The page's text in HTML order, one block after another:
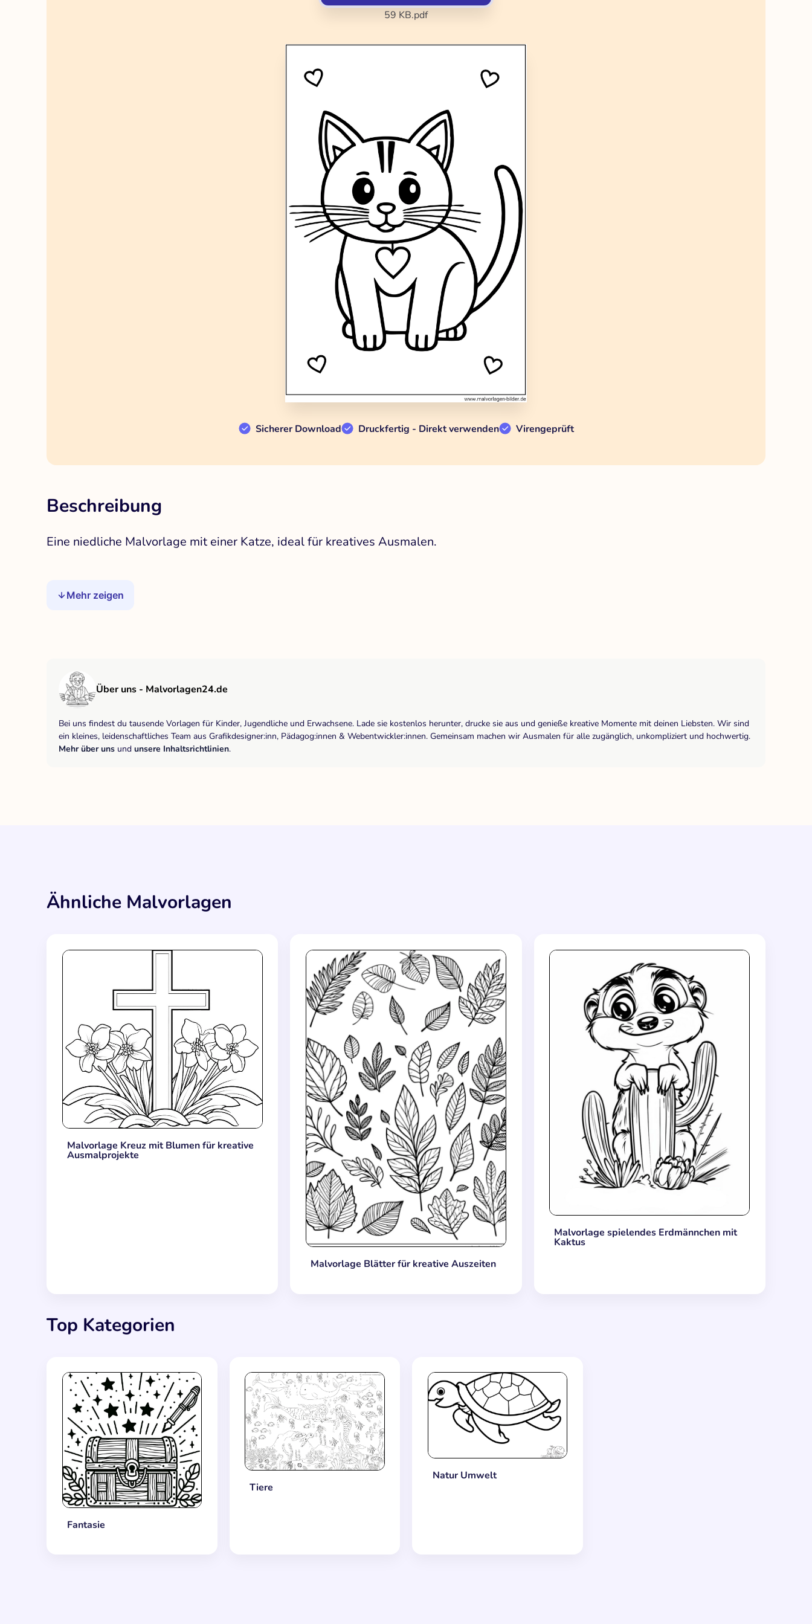
59 KB.pdf
Sicherer Download Druckfertig - Direkt verwenden Virengeprüft
Beschreibung
Eine niedliche Malvorlage mit einer Katze, ideal für kreatives Ausmalen.
Mehr zeigen
Über uns - Malvorlagen24.de
Bei uns findest du tausende Vorlagen für Kinder, Jugendliche und Erwachsene. Lade sie kostenlos herunter, drucke sie aus und genieße kreative Momente mit deinen Liebsten. Wir sind
ein kleines, leidenschaftliches Team aus Grafikdesigner:inn, Pädagog:innen & Webentwickler:innen. Gemeinsam machen wir Ausmalen für alle zugänglich, unkompliziert und hochwertig.
Mehr über uns und unsere Inhaltsrichtlinien.
Ähnliche Malvorlagen
Malvorlage Kreuz mit Blumen für kreative
Ausmalprojekte
Malvorlage Blätter für kreative Auszeiten
Malvorlage spielendes Erdmännchen mit
Kaktus
Top Kategorien
Fantasie
Tiere
Natur Umwelt